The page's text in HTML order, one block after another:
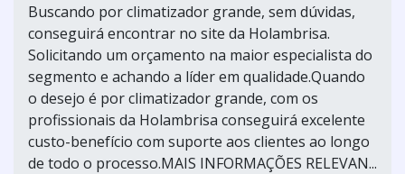
Buscando por climatizador grande, sem dúvidas,
conseguirá encontrar no site da Holambrisa.
Solicitando um orçamento na maior especialista do
segmento e achando a líder em qualidade.Quando
o desejo é por climatizador grande, com os
profissionais da Holambrisa conseguirá excelente
custo-benefício com suporte aos clientes ao longo
de todo o processo.MAIS INFORMAÇÕES RELEVAN...